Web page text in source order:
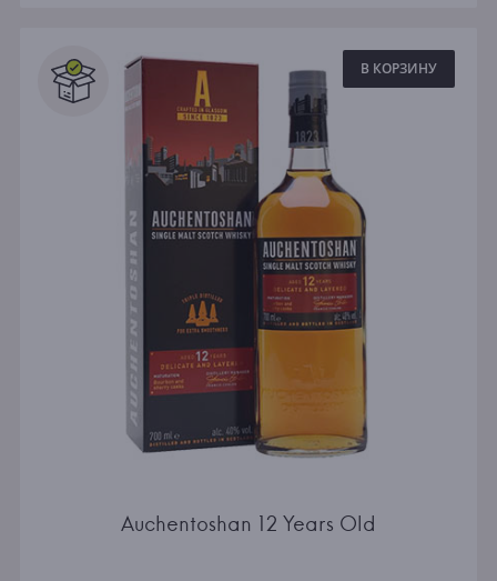
В КОРЗИНУ
Auchentoshan 12 Years Old